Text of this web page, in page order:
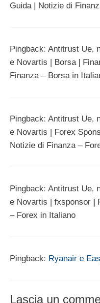
Guida | Notizie di
Pingback: Antitrust Ue,
e Novartis | Borsa |
Finanza – Borsa in
Pingback: Antitrust Ue,
e Novartis | Forex
Notizie di Finanza –
Pingback: Antitrust Ue,
e Novartis | fxsponsor |
– Forex in Italiano
Pingback: Ryanair e
Lascia un